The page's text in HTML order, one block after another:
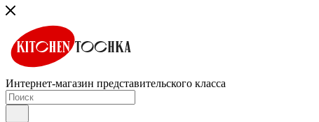
Интернет-магазин представительского класса